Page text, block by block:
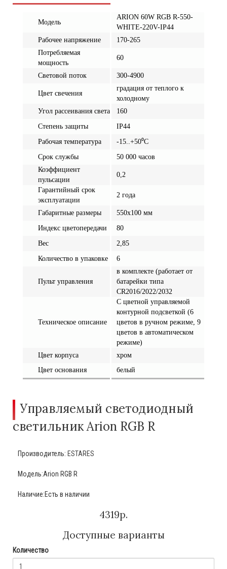
Модель
ARION 60W RGB R-550-
WHITE-220V-IP44
Рабочее напряжение
170-265
Потребляемая
мощность
60
Световой поток 300-4900
Цвет свечения
градация от теплого к
холодному
Угол рассеивания света
160
Степень защиты
IP44
Рабочая температура
-15..+50⁰C
Срок службы
50 000 часов
Коэффициент
пульсации
0,2
Гарантийный срок
эксплуатации
2 года
Габаритные размеры
550х100 мм
Индекс цветопередачи
80
Вес
2,85
Количество в упаковке
6
Пульт управления
в комплекте (работает от
батарейки типа
CR2016/2022/2032
Техническое описание
C цветной управляемой
контурной подсветкой (6
цветов в ручном режиме, 9
цветов в автоматическом
режиме)
Цвет корпуса
хром
Цвет основания
белый
Управляемый светодиодный
светильник Arion RGB R
Производитель: ESTARES
Модель:Arion RGB R
Наличие:Есть в наличии
4319р.
Доступные варианты
Количество